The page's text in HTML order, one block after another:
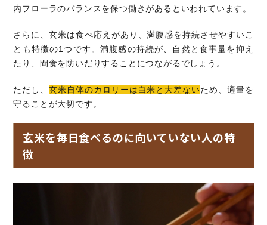
内フローラのバランスを保つ働きがあるといわれています。
さらに、玄米は食べ応えがあり、満腹感を持続させやすいこ
とも特徴の1つです。満腹感の持続が、自然と食事量を抑え
たり、間食を防いだりすることにつながるでしょう。
ただし、玄米自体のカロリーは白米と大差ないため、適量を
守ることが大切です。
玄米を毎日食べるのに向いていない人の特
徴